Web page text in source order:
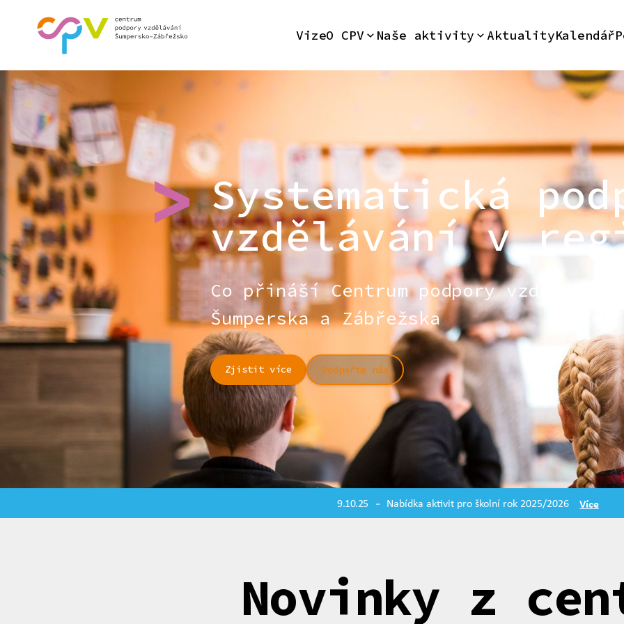
VizeO CPV Naše aktivity AktualityKalendář
Systematická
vzdělávání v
Co přináší Centrum podpory
Šumperska a Zábřežska
Zjistit více Podpořte nás
9.10.25 - Nabídka aktivit pro školní rok 2025/2026 Více
Novinky z